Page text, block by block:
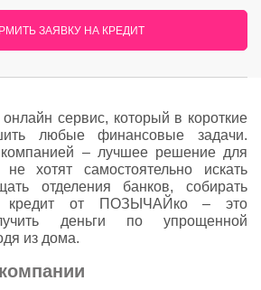
ЗАЯВКУ НА КРЕДИТ
сервис, который в короткие
любые финансовые задачи.
компанией – лучшее решение для
хотят самостоятельно искать
отделения банков, собирать
кредит от ПОЗЫЧАЙко – это
деньги по упрощенной
из дома.